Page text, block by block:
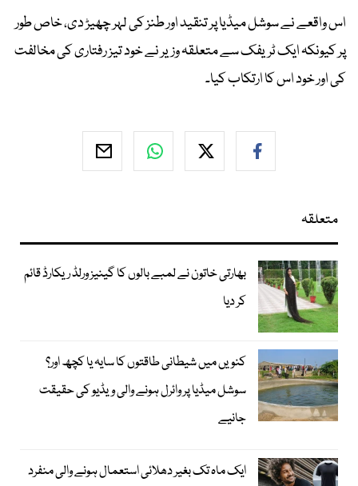
اس واقعے نے سوشل میڈیا پر تنقید اور طنز کی لہر چھیڑ دی، خاص طور
پر کیونکہ ایک ٹریفک سے متعلقہ وزیر نے خود تیز رفتاری کی مخالفت
کی اور خود اس کا ارتکاب کیا۔
متعلقہ
بھارتی خاتون نے لمبے بالوں کا گینیز ورلڈ ریکارڈ قائم
کر دیا
کنویں میں شیطانی طاقتوں کا سایہ یا کچھ اور؟
سوشل میڈیا پر وائرل ہونے والی ویڈیو کی حقیقت
جانیے
ایک ماہ تک بغیر دھلائی استعمال ہونے والی منفرد